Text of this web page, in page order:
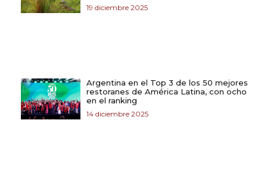
19 diciembre 2025
Argentina en el Top 3 de los 50 mejores
restoranes de América Latina, con ocho
en el ranking
14 diciembre 2025